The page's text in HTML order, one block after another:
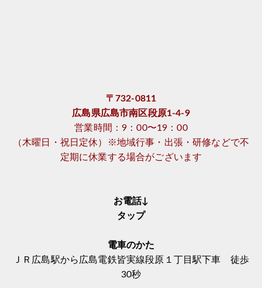
〒732-0811
広島県広島市南区段原1-4-9
営業時間：9：00〜19：00
（木曜日・祝日定休）※地域行事・出張・研修などで不
定期に休業する場合がございます
お電話↓
タップ
電車のかた
ＪＲ広島駅から広島電鉄皆実線段原１丁目駅下車 徒歩
30秒